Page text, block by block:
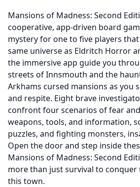
Mansions of Madness: Second
cooperative, app-driven board
mystery for one to five players
same universe as Eldritch Horror
the immersive app guide you
streets of Innsmouth and the
Arkhams cursed mansions as you
and respite. Eight brave
confront four scenarios of fear
weapons, tools, and information,
puzzles, and fighting monsters,
Open the door and step inside
Mansions of Madness: Second
more than just survival to
this town.